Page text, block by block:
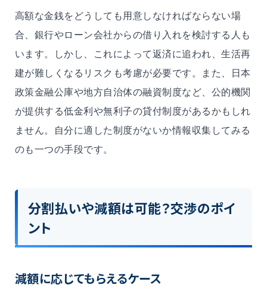
高額な金銭をどうしても用意しなければならない場
合、銀行やローン会社からの借り入れを検討する人も
います。しかし、これによって返済に追われ、生活再
建が難しくなるリスクも考慮が必要です。また、日本
政策金融公庫や地方自治体の融資制度など、公的機関
が提供する低金利や無利子の貸付制度があるかもしれ
ません。自分に適した制度がないか情報収集してみる
のも一つの手段です。
分割払いや減額は可能？交渉のポイ
ント
減額に応じてもらえるケース